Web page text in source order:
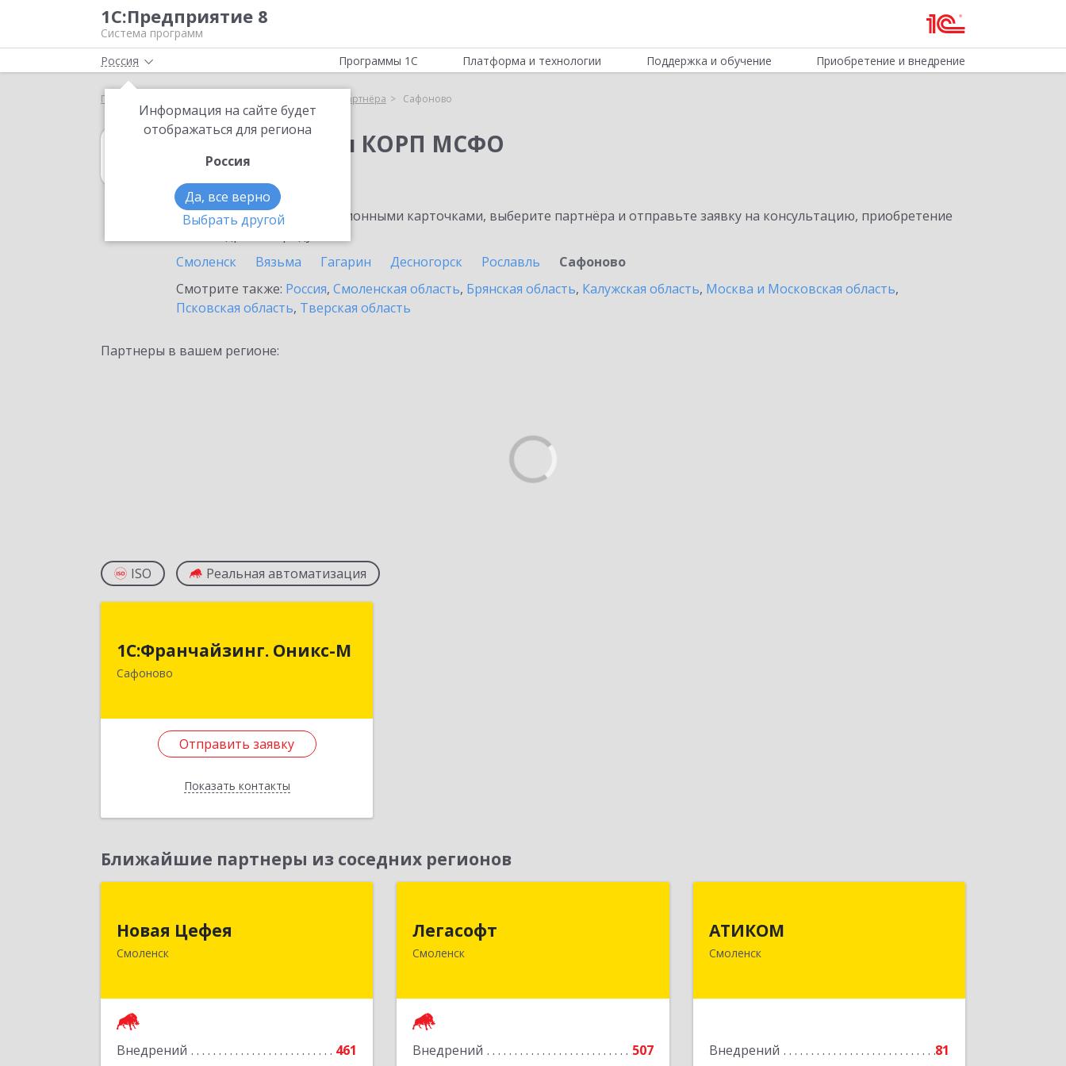
1С:Предприятие 8
Система программ
Россия
Информация на сайте будет
отображаться для региона
Россия
Да, все верно
Выбрать другой
Программы 1С Платформа и технологии Поддержка и обучение Приобретение и внедрение
Главная Выбор партнёра Сафоново
1С:Бухгалтерия КОРП МСФО
в Сафоново
Ознакомьтесь с информационными карточками, выберите партнёра и отправьте заявку на консультацию, приобретение
Смоленск
Вязьма Гагарин Десногорск Рославль
Сафоново
Смотрите также: Россия, Смоленская область, Брянская область, Калужская область, Москва и Московская область,
Псковская область, Тверская область
Партнеры в вашем регионе:
ISO Реальная автоматизация
1С:Франчайзинг. Оникс-М
Сафоново
Отправить заявку
Показать контакты
215500, Смоленская обл, Сафоновский
р-н, Сафоново г, Революционная ул,
Подробнее
Назад
Ближайшие партнеры из соседних регионов
Новая Цефея
Смоленск
Внедрений
461
214018, Смоленская обл, Смоленск г,
Подробнее
Легасофт
Смоленск
Внедрений
507
214018, Смоленская обл, Смоленск г,
Ново-Рославльская ул, дом № 13
Подробнее
АТИКОМ
Смоленск
Внедрений
81
Смоленск, Смоленск г, Брянская 1-я ул,